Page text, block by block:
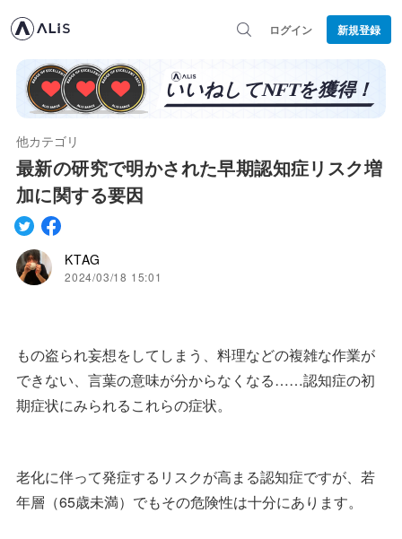
ログイン 新規登録
他カテゴリ
最新の研究で明かされた早期認知症リスク増
加に関する要因
KTAG
2024/03/18 15:01
もの盗られ妄想をしてしまう、料理などの複雑な作業が
できない、言葉の意味が分からなくなる……認知症の初
期症状にみられるこれらの症状。
老化に伴って発症するリスクが高まる認知症ですが、若
年層（65歳未満）でもその危険性は十分にあります。